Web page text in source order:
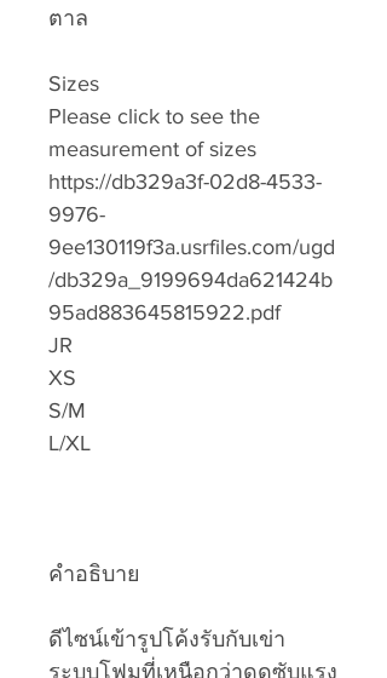
ตาล
Sizes
Please click to see the
measurement of sizes
https://db329a3f-02d8-4533-
9976-
9ee130119f3a.usrfiles.com/ugd
/db329a_9199694da621424b
95ad883645815922.pdf
JR
XS
S/M
L/XL
คำอธิบาย
ดีไซน์เข้ารูปโค้งรับกับเข่า
ระบบโฟมที่เหนือกว่าดูดซับแรง